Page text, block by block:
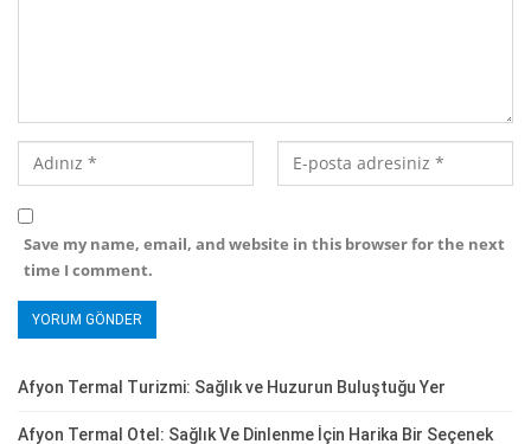
Save my name, email, and website in this browser for the next
time I comment.
Afyon Termal Turizmi: Sağlık ve Huzurun Buluştuğu Yer
Afyon Termal Otel: Sağlık Ve Dinlenme İçin Harika Bir Seçenek